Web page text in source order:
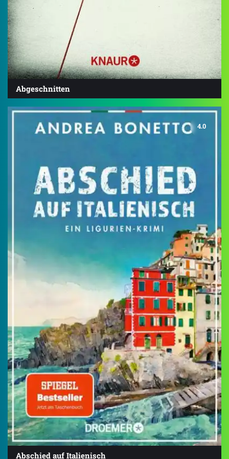
Abgeschnitten
4.0
Abschied auf Italienisch